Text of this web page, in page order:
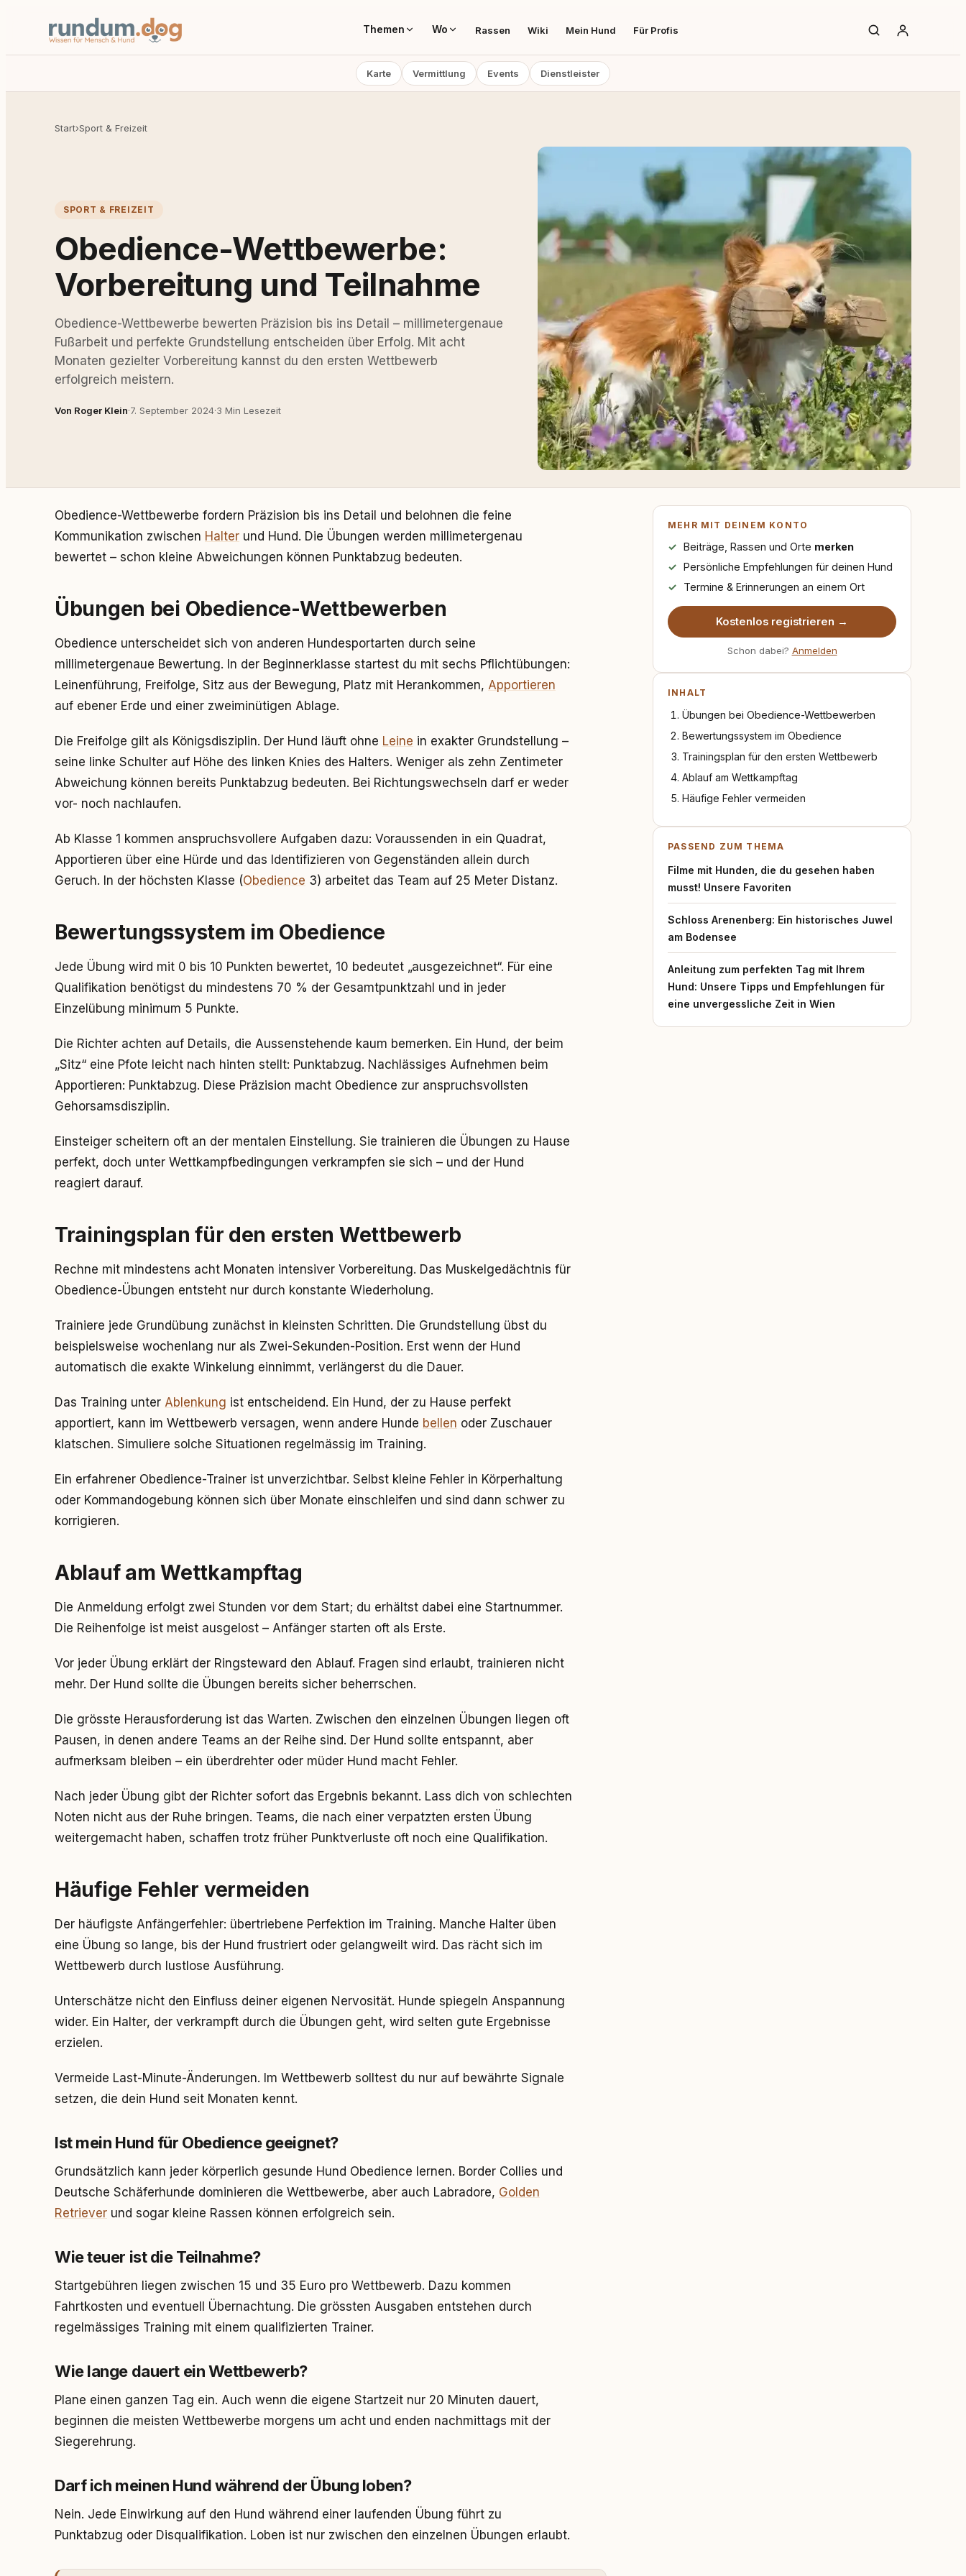
Themen Wo Rassen Wiki Mein Hund Für Profis
Karte Vermittlung Events Dienstleister
Start›Sport & Freizeit
SPORT & FREIZEIT
Obedience-Wettbewerbe:
Vorbereitung und Teilnahme
Obedience-Wettbewerbe bewerten Präzision bis ins Detail – millimetergenaue
Fußarbeit und perfekte Grundstellung entscheiden über Erfolg. Mit acht
Monaten gezielter Vorbereitung kannst du den ersten Wettbewerb
erfolgreich meistern.
Von Roger Klein·7. September 2024·3 Min Lesezeit
Obedience-Wettbewerbe fordern Präzision bis ins Detail und belohnen die feine
Kommunikation zwischen Halter und Hund. Die Übungen werden millimetergenau
bewertet – schon kleine Abweichungen können Punktabzug bedeuten.
Übungen bei Obedience-Wettbewerben
Obedience unterscheidet sich von anderen Hundesportarten durch seine
millimetergenaue Bewertung. In der Beginnerklasse startest du mit sechs Pflichtübungen:
Leinenführung, Freifolge, Sitz aus der Bewegung, Platz mit Herankommen, Apportieren
auf ebener Erde und einer zweiminütigen Ablage.
Die Freifolge gilt als Königsdisziplin. Der Hund läuft ohne Leine in exakter Grundstellung –
seine linke Schulter auf Höhe des linken Knies des Halters. Weniger als zehn Zentimeter
Abweichung können bereits Punktabzug bedeuten. Bei Richtungswechseln darf er weder
vor- noch nachlaufen.
Ab Klasse 1 kommen anspruchsvollere Aufgaben dazu: Voraussenden in ein Quadrat,
Apportieren über eine Hürde und das Identifizieren von Gegenständen allein durch
Geruch. In der höchsten Klasse (Obedience 3) arbeitet das Team auf 25 Meter Distanz.
Bewertungssystem im Obedience
Jede Übung wird mit 0 bis 10 Punkten bewertet, 10 bedeutet „ausgezeichnet“. Für eine
Qualifikation benötigst du mindestens 70 % der Gesamtpunktzahl und in jeder
Einzelübung minimum 5 Punkte.
Die Richter achten auf Details, die Aussenstehende kaum bemerken. Ein Hund, der beim
„Sitz“ eine Pfote leicht nach hinten stellt: Punktabzug. Nachlässiges Aufnehmen beim
Apportieren: Punktabzug. Diese Präzision macht Obedience zur anspruchsvollsten
Gehorsamsdisziplin.
Einsteiger scheitern oft an der mentalen Einstellung. Sie trainieren die Übungen zu Hause
perfekt, doch unter Wettkampfbedingungen verkrampfen sie sich – und der Hund
reagiert darauf.
Trainingsplan für den ersten Wettbewerb
Rechne mit mindestens acht Monaten intensiver Vorbereitung. Das Muskelgedächtnis für
Obedience-Übungen entsteht nur durch konstante Wiederholung.
Trainiere jede Grundübung zunächst in kleinsten Schritten. Die Grundstellung übst du
beispielsweise wochenlang nur als Zwei-Sekunden-Position. Erst wenn der Hund
automatisch die exakte Winkelung einnimmt, verlängerst du die Dauer.
Das Training unter Ablenkung ist entscheidend. Ein Hund, der zu Hause perfekt
apportiert, kann im Wettbewerb versagen, wenn andere Hunde bellen oder Zuschauer
klatschen. Simuliere solche Situationen regelmässig im Training.
Ein erfahrener Obedience-Trainer ist unverzichtbar. Selbst kleine Fehler in Körperhaltung
oder Kommandogebung können sich über Monate einschleifen und sind dann schwer zu
korrigieren.
Ablauf am Wettkampftag
Die Anmeldung erfolgt zwei Stunden vor dem Start; du erhältst dabei eine Startnummer.
Die Reihenfolge ist meist ausgelost – Anfänger starten oft als Erste.
Vor jeder Übung erklärt der Ringsteward den Ablauf. Fragen sind erlaubt, trainieren nicht
mehr. Der Hund sollte die Übungen bereits sicher beherrschen.
Die grösste Herausforderung ist das Warten. Zwischen den einzelnen Übungen liegen oft
Pausen, in denen andere Teams an der Reihe sind. Der Hund sollte entspannt, aber
aufmerksam bleiben – ein überdrehter oder müder Hund macht Fehler.
Nach jeder Übung gibt der Richter sofort das Ergebnis bekannt. Lass dich von schlechten
Noten nicht aus der Ruhe bringen. Teams, die nach einer verpatzten ersten Übung
weitergemacht haben, schaffen trotz früher Punktverluste oft noch eine Qualifikation.
Häufige Fehler vermeiden
Der häufigste Anfängerfehler: übertriebene Perfektion im Training. Manche Halter üben
eine Übung so lange, bis der Hund frustriert oder gelangweilt wird. Das rächt sich im
Wettbewerb durch lustlose Ausführung.
Unterschätze nicht den Einfluss deiner eigenen Nervosität. Hunde spiegeln Anspannung
wider. Ein Halter, der verkrampft durch die Übungen geht, wird selten gute Ergebnisse
erzielen.
Vermeide Last-Minute-Änderungen. Im Wettbewerb solltest du nur auf bewährte Signale
setzen, die dein Hund seit Monaten kennt.
Ist mein Hund für Obedience geeignet?
Grundsätzlich kann jeder körperlich gesunde Hund Obedience lernen. Border Collies und
Deutsche Schäferhunde dominieren die Wettbewerbe, aber auch Labradore, Golden
Retriever und sogar kleine Rassen können erfolgreich sein.
Wie teuer ist die Teilnahme?
Startgebühren liegen zwischen 15 und 35 Euro pro Wettbewerb. Dazu kommen
Fahrtkosten und eventuell Übernachtung. Die grössten Ausgaben entstehen durch
regelmässiges Training mit einem qualifizierten Trainer.
Wie lange dauert ein Wettbewerb?
Plane einen ganzen Tag ein. Auch wenn die eigene Startzeit nur 20 Minuten dauert,
beginnen die meisten Wettbewerbe morgens um acht und enden nachmittags mit der
Siegerehrung.
Darf ich meinen Hund während der Übung loben?
Nein. Jede Einwirkung auf den Hund während einer laufenden Übung führt zu
Punktabzug oder Disqualifikation. Loben ist nur zwischen den einzelnen Übungen erlaubt.
MEHR MIT DEINEM KONTO
Beiträge, Rassen und Orte merken
Persönliche Empfehlungen für deinen Hund
Termine & Erinnerungen an einem Ort
Kostenlos registrieren →
Schon dabei? Anmelden
INHALT
Übungen bei Obedience-Wettbewerben
Bewertungssystem im Obedience
Trainingsplan für den ersten Wettbewerb
Ablauf am Wettkampftag
Häufige Fehler vermeiden
PASSEND ZUM THEMA
Filme mit Hunden, die du gesehen haben
musst! Unsere Favoriten
Schloss Arenenberg: Ein historisches Juwel
am Bodensee
Anleitung zum perfekten Tag mit Ihrem
Hund: Unsere Tipps und Empfehlungen für
eine unvergessliche Zeit in Wien